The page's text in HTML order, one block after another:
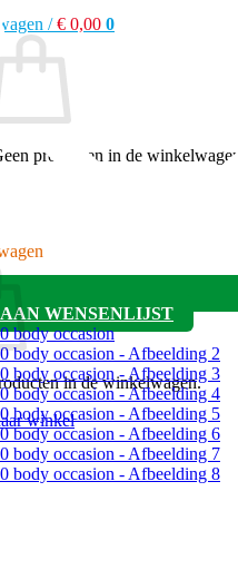
/€ 0,00 0
producten in de winkelwagen.
in de winkelwagen.
winkel
WENSENLIJST